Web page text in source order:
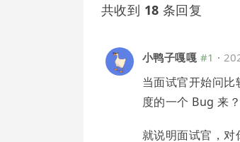
共收到 18 条回复
小鸭子嘎嘎 #1 ·
当面试官开始问
度的一个 Bug 来
就说明面试官，对